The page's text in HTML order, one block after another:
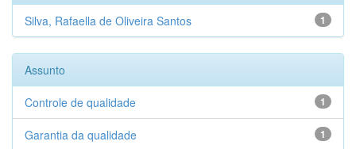
1
Silva, Rafaella de Oliveira Santos
Assunto
1
Controle de qualidade
1
Garantia da qualidade